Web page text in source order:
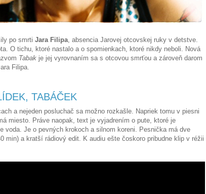
po smrti Jara Filipa, absencia Jarovej otcovskej ruky v detstve.
O tichu, ktoré nastalo a o spomienkach, ktoré nikdy neboli. Nová
Tabak je jej vyrovnaním sa s otcovou smrťou a zároveň darom
Filipa.
TABÁČEK
a nejeden posluchač sa možno rozkašle. Napriek tomu v piesni
miesto. Práve naopak, text je vyjadrením o pute, ktoré je
voda. Je o pevných krokoch a silnom koreni. Pesnička má dve
min) a kratší rádiový edit. K audiu ešte čoskoro pribudne klip v réžii